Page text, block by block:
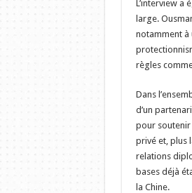
L’interview a
large.
notamment à
règles
Dans
d’un
pour soutenir
privé et, plus
relations
bases déjà
la Chine.